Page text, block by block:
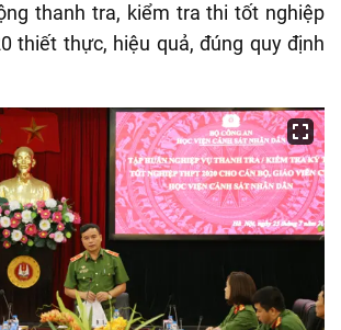
thanh tra, kiểm tra thi tốt nghiệp
thiết thực, hiệu quả, đúng quy định